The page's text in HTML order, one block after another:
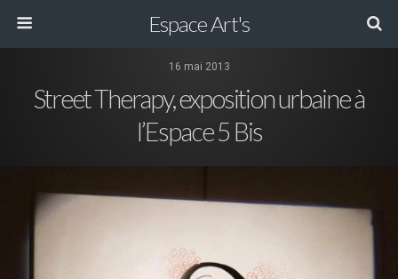
Espace Art's
16 mai 2013
Street Therapy, exposition urbaine à
l’Espace 5 Bis